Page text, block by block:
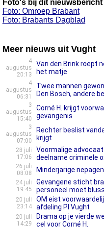
Foto's bij dit nieuwsbericht
Foto: Omroep Brabant
Foto: Brabants Dagblad
Meer nieuws uit Vught
4
augustus
20:13
Van den Brink roept
het matje
4
augustus
06:31
Twee mannen
Den Bosch, andere
3
augustus
15:40
Corné H. krijgt
gevangenis
3
augustus
07:00
Rechter beslist
krijgt
28 juli
17:06
Voormalige
deelname criminele
26 juli
08:08
Minderjarige
24 juli
19:45
Gevangene sticht
personeel moet
20 juli
23:14
OM eist
afdeling PI Vught
20 juli
14:29
Drama op je vierde
cel voor Corné H.